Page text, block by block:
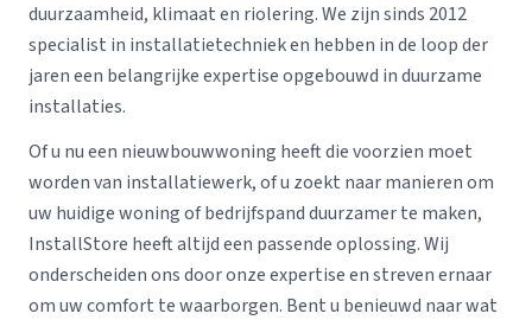
duurzaamheid, klimaat en riolering. We zijn sinds 2012
specialist in installatietechniek en hebben in de loop der
jaren een belangrijke expertise opgebouwd in duurzame
installaties.
Of u nu een nieuwbouwwoning heeft die voorzien moet
worden van installatiewerk, of u zoekt naar manieren om
uw huidige woning of bedrijfspand duurzamer te maken,
InstallStore heeft altijd een passende oplossing. Wij
onderscheiden ons door onze expertise en streven ernaar
om uw comfort te waarborgen. Bent u benieuwd naar wat